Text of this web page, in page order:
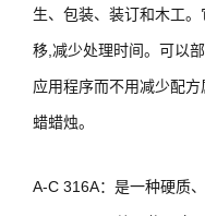
生、包装、装订和木工
移,减少处理时间。可以
应用程序而不用减少配
蜡蜡烛。
A-C 316A：是一种硬质